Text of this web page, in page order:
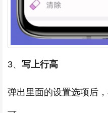
3、 写上行高
弹出里面的设置选项后